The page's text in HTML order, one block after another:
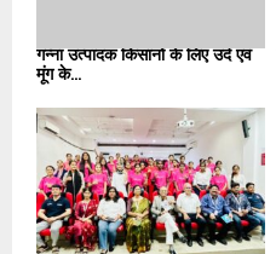
गन्ना उत्पादक किसानों के लिए उर्द एवं
मूंग के...